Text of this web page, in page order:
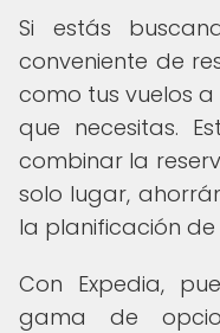
Si estás
conveniente de
como tus vuelos
que necesitas.
combinar la
solo lugar,
la planificación de
Con Expedia,
gama de